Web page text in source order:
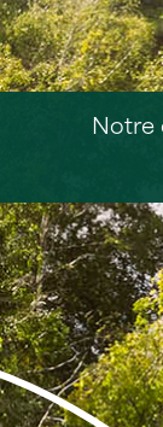
Notre